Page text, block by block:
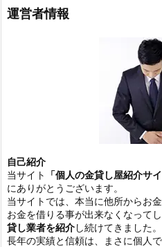
運営者情報
自己紹介
当サイト
「個人の金貸し屋紹介サイ
にありがとうございます。
当サイトでは、本当に他所からお
お金を借りる事が出来なくなって
貸し業者を紹介し続けてきました。
長年の実績と信頼は、まさに個人